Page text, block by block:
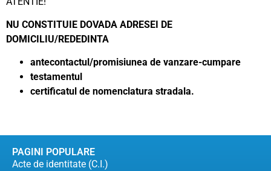
NU CONSTITUIE DOVADA ADRESEI DE
DOMICILIU/REDEDINTA
antecontactul/promisiunea de vanzare-cumpare
testamentul
certificatul de nomenclatura stradala.
PAGINI POPULARE
Acte de identitate (C.I.)